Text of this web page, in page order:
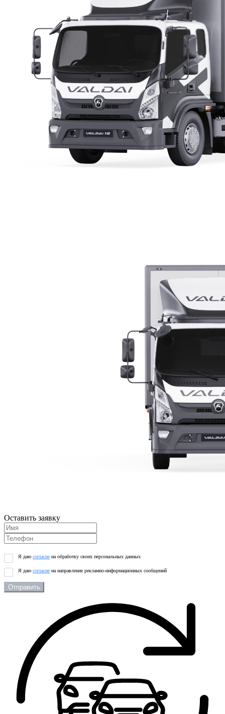
Оставить заявку
Я даю согласие на обработку своих персональных данных
Я даю согласие на направление рекламно-информационных сообщений
Отправить